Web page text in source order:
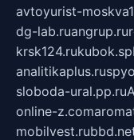
avtoyurist-
dg-lab.ruangrup.ru
krsk124.ru
analitikaplus.ru
sloboda-ural.pp.ru
online-z.com
mobilvest.ru